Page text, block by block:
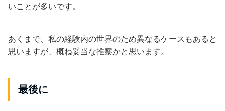
いことが多いです。
あくまで、私の経験内の世界のため異なるケースもあると
思いますが、概ね妥当な推察かと思います。
最後に